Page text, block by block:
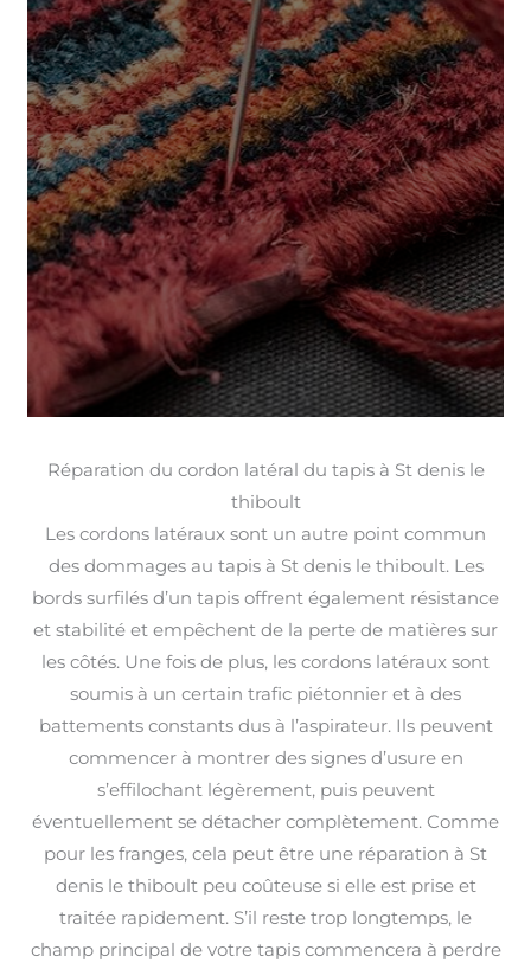
Réparation du cordon latéral du tapis à St denis le
thiboult
Les cordons latéraux sont un autre point commun
des dommages au tapis à St denis le thiboult. Les
bords surfilés d’un tapis offrent également résistance
et stabilité et empêchent de la perte de matières sur
les côtés. Une fois de plus, les cordons latéraux sont
soumis à un certain trafic piétonnier et à des
battements constants dus à l’aspirateur. Ils peuvent
commencer à montrer des signes d’usure en
s’effilochant légèrement, puis peuvent
éventuellement se détacher complètement. Comme
pour les franges, cela peut être une réparation à St
denis le thiboult peu coûteuse si elle est prise et
traitée rapidement. S’il reste trop longtemps, le
champ principal de votre tapis commencera à perdre